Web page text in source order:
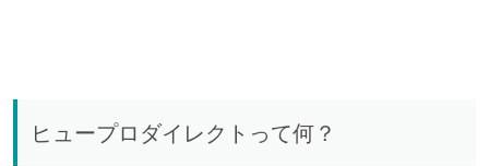
ヒュープロダイレクトって何？